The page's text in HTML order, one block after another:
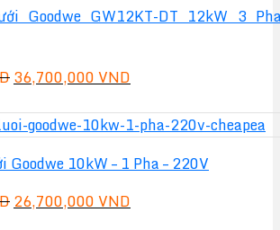
39,690,000 VND.
Goodwe GW12KT-DT 12kW 3
Giá
là:
36,700,000VND
tại
36,700,000 VND.
10kW – 1 Pha – 220V
Giá
26,700,000VND